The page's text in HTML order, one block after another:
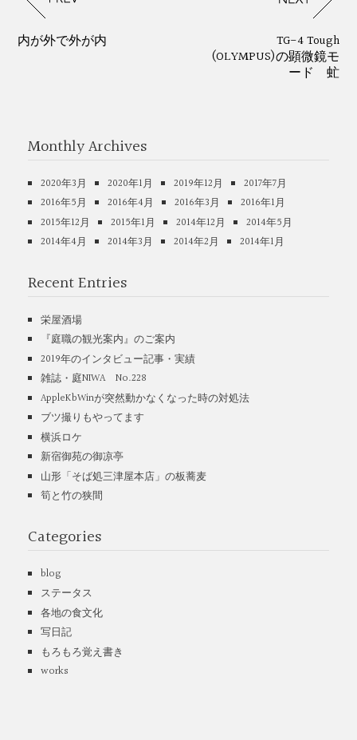
TG-4 Tough
(OLYMPUS)の顕微鏡モ
ード 虻
内が外で外が内
Monthly Archives
2020年3月 2020年1月 2019年12月
2017年7月
2016年5月
2016年4月 2016年3月
2016年1月
2015年12月
2015年1月 2014年12月
2014年5月
2014年4月
2014年3月 2014年2月 2014年1月
Recent Entries
栄屋酒場
『庭職の観光案内』のご案内
2019年のインタビュー記事・実績
雑誌・庭NIWA No.228
AppleKbWinが突然動かなくなった時の対処法
ブツ撮りもやってます
横浜ロケ
新宿御苑の御凉亭
山形「そば処三津屋本店」の板蕎麦
筍と竹の狭間
Categories
blog
ステータス
各地の食文化
写日記
もろもろ覚え書き
works